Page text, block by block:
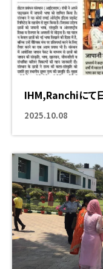
IHM,Ranchiにて
2025.10.08